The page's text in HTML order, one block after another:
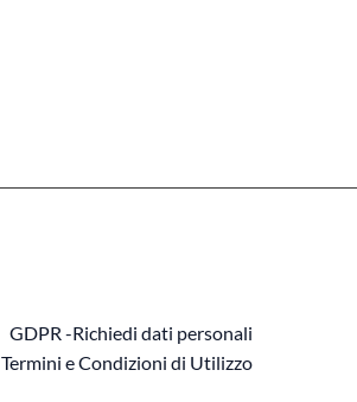
GDPR -Richiedi dati personali
Termini e Condizioni di Utilizzo